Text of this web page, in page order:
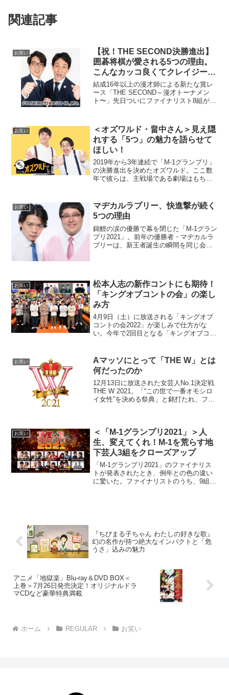
関連記事
お笑い
【祝！THE SECOND決勝進出】
囲碁将棋が愛される5つの理由。
こんなカッコ良くてクレイジーな
漫才師いねぇって！
結成16年以上の漫才師による新たな賞レ
ース「THE SECOND～漫才トーナメン
ト〜」先日ついにファイナリスト8組が決
その中でも、劇場を中心に年間約1000ス
テージの出...
お笑い
＜オズワルド・畠中さん＞見え隠
れする「5つ」の魅力を語らせて
ほしい！
2019年から3年連続で「M-1グランプリ」
の決勝進出を決めたオズワルド。ここ数
年で彼らは、主戦場である劇場はもちろ
ミ・伊藤俊介さんのバラエティ番組や
CM・ドラマ出演...
お笑い
マヂカルラブリー、快進撃が続く
5つの理由
錦鯉の涙の優勝で幕を閉じた「M-1グラン
プリ2021」。前年の優勝者・マヂカルラ
ブリーは、新王者誕生の瞬間を同じ会場
お笑い
松本人志の新作コントにも期待！
「キングオブコントの会」の楽し
み方
4月9日（土）に放送される「キングオブ
コントの会2022」が楽しみで仕方がな
い。今年で2回目となる「キングオブコン
～ずやバナナマンなどキングオブコント
の審査員を務めたメ...
お笑い
Aマッソにとって「THE W」とは
何だったのか
12月13日に放送された女芸人No.1決定戦
THE W 2021。「“この世で一番オモシロ
イ女性”を決める祭典」と銘打たれ、ファ
お笑い
＜「M-1グランプリ2021」＞人
生、変えてくれ！M-1を荒らす地
下芸人3組をクローズアップ
「M-1グランプリ2021」のファイナリス
トが発表されたとき、例年との色の違い
に驚いた。ファイナリストのうち、9組中
『ちびまる子ちゃん わたしの好きな歌』
幻の名作が持つ絶大なインパクトと「危
うさ」込みの魅力
アニメ「地獄楽」Blu-ray＆DVD BOX＜
上巻＞7月26日発売決定！オリジナルドラ
マCDなど豪華特典満載
ホーム REGULAR お笑い